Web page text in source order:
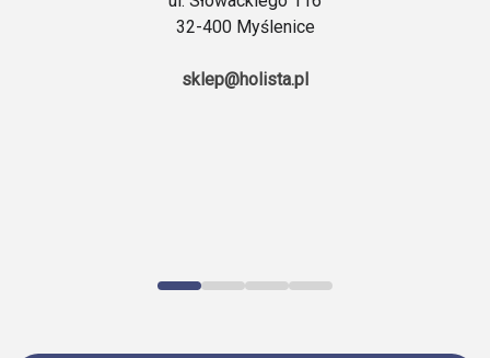
32-400 Myślenice
sklep@holista.pl